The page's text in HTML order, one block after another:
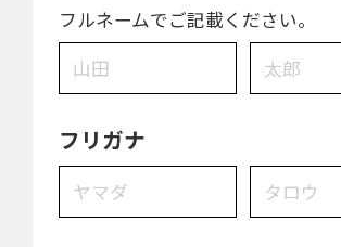
フルネームでご記載ください。
フリガナ